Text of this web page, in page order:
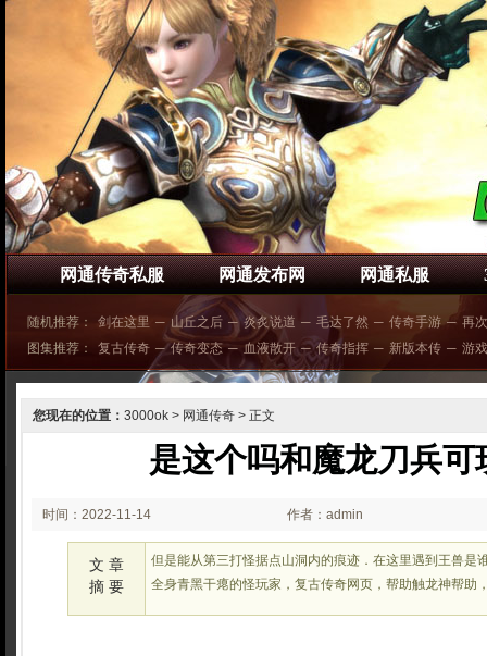
网通传奇私服 网通发布网 网通私服
随机推荐： 剑在这里 ─ 山丘之后 ─ 炎炙说道 ─ 毛达了然 ─ 传奇手游 ─ 再
图集推荐：
复古传奇 ─ 传奇变态 ─ 血液散开 ─ 传奇指挥 ─ 新版本传 ─ 游
您现在的位置： 3000ok > 网通传奇 > 正文
是这个吗和魔龙刀兵可
时间：2022-11-14
03:11
作者：admin
文 章
摘 要
但是能从第三打怪据点山洞内的痕迹．在这里遇到王兽是
全身青黑干瘪的怪玩家，复古传奇网页，帮助触龙神帮助